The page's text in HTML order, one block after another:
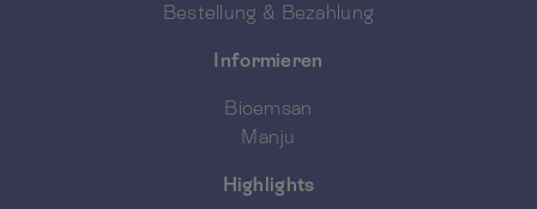
Bestellung & Bezahlung
Informieren
Bioemsan
Manju
Highlights